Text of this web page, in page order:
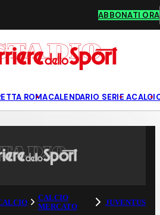
ABBONATI ORA
ROMACALENDARIO SERIE A
CALCIO
MERCATO
JUVENTUS